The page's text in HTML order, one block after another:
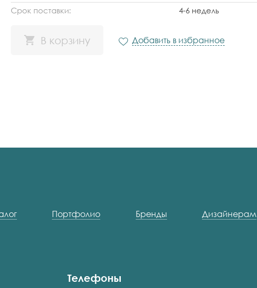
Срок поставки:
4-6 недель
В корзину Добавить в избранное
Портфолио Бренды Дизайнерам
Телефоны